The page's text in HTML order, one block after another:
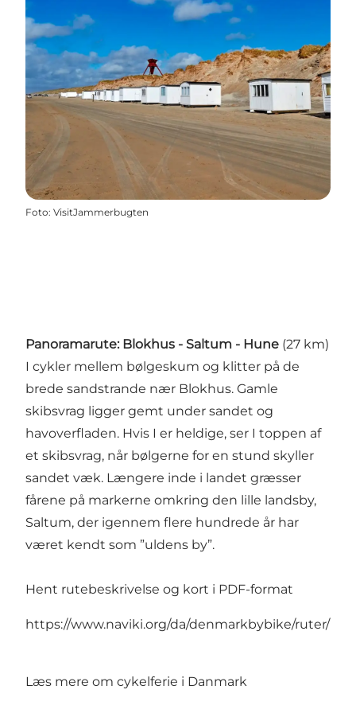
Foto: VisitJammerbugten
Panoramarute: Blokhus - Saltum - Hune (27 km)
I cykler mellem bølgeskum og klitter på de
brede sandstrande nær Blokhus. Gamle
skibsvrag ligger gemt under sandet og
havoverfladen. Hvis I er heldige, ser I toppen af
et skibsvrag, når bølgerne for en stund skyller
sandet væk. Længere inde i landet græsser
fårene på markerne omkring den lille landsby,
Saltum, der igennem flere hundrede år har
været kendt som ”uldens by”.
Hent rutebeskrivelse og kort i PDF-format
https://www.naviki.org/da/denmarkbybike/ruter/
Læs mere om cykelferie i Danmark